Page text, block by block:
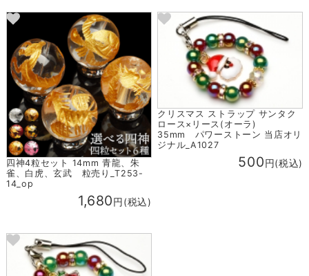
四神4粒セット 14mm 青龍、朱
雀、白虎、玄武 粒売り_T253-
14_op
1,680円(税込)
クリスマス ストラップ サンタク
ロース×リース(オーラ)
35mm パワーストーン 当店オリ
ジナル_A1027
500円(税込)